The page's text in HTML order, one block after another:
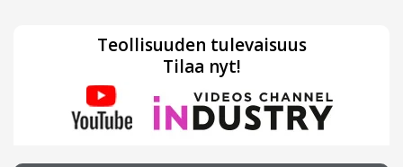
Teollisuuden tulevaisuus
Tilaa nyt!